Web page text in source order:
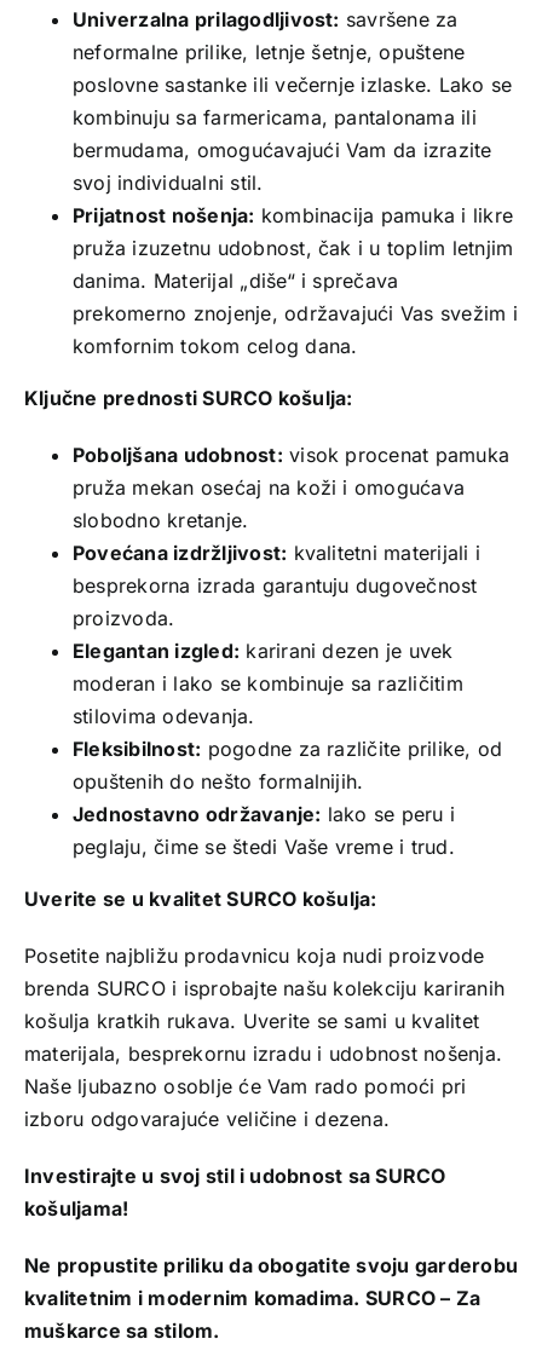
Univerzalna prilagodljivost: savršene za
neformalne prilike, letnje šetnje, opuštene
poslovne sastanke ili večernje izlaske. Lako se
kombinuju sa farmericama, pantalonama ili
bermudama, omogućavajući Vam da izrazite
svoj individualni stil.
Prijatnost nošenja: kombinacija pamuka i likre
pruža izuzetnu udobnost, čak i u toplim letnjim
danima. Materijal „diše“ i sprečava
prekomerno znojenje, održavajući Vas svežim i
komfornim tokom celog dana.
Ključne prednosti SURCO košulja:
Poboljšana udobnost: visok procenat pamuka
pruža mekan osećaj na koži i omogućava
slobodno kretanje.
Povećana izdržljivost: kvalitetni materijali i
besprekorna izrada garantuju dugovečnost
proizvoda.
Elegantan izgled: karirani dezen je uvek
moderan i lako se kombinuje sa različitim
stilovima odevanja.
Fleksibilnost: pogodne za različite prilike, od
opuštenih do nešto formalnijih.
Jednostavno održavanje: lako se peru i
peglaju, čime se štedi Vaše vreme i trud.
Uverite se u kvalitet SURCO košulja:
Posetite najbližu prodavnicu koja nudi proizvode
brenda SURCO i isprobajte našu kolekciju kariranih
košulja kratkih rukava. Uverite se sami u kvalitet
materijala, besprekornu izradu i udobnost nošenja.
Naše ljubazno osoblje će Vam rado pomoći pri
izboru odgovarajuće veličine i dezena.
Investirajte u svoj stil i udobnost sa SURCO
košuljama!
Ne propustite priliku da obogatite svoju garderobu
kvalitetnim i modernim komadima. SURCO – Za
muškarce sa stilom.